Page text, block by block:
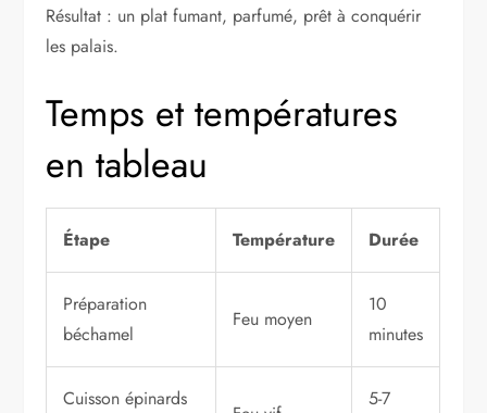
Résultat : un plat fumant, parfumé, prêt à conquérir
les palais.
Temps et températures
en tableau
Étape Température Durée
Préparation
béchamel
Feu moyen
10
minutes
Cuisson épinards
5-7